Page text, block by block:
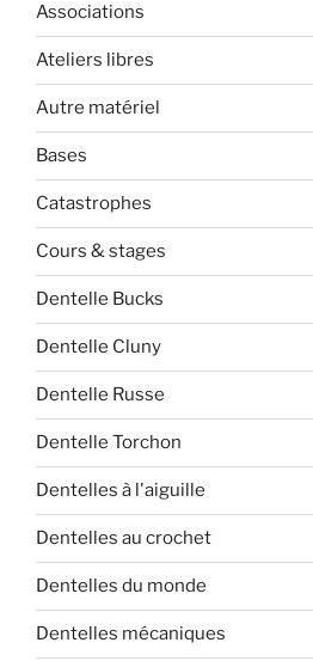
Associations
Ateliers libres
Autre matériel
Bases
Catastrophes
Cours & stages
Dentelle Bucks
Dentelle Cluny
Dentelle Russe
Dentelle Torchon
Dentelles à l'aiguille
Dentelles au crochet
Dentelles du monde
Dentelles mécaniques